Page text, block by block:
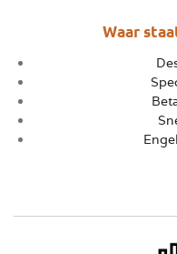
Waar